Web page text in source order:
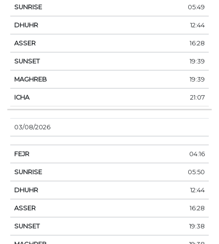
05:49
12:44
16:28
19:39
19:39
21:07
03/08/2026
04:16
05:50
12:44
16:28
19:38